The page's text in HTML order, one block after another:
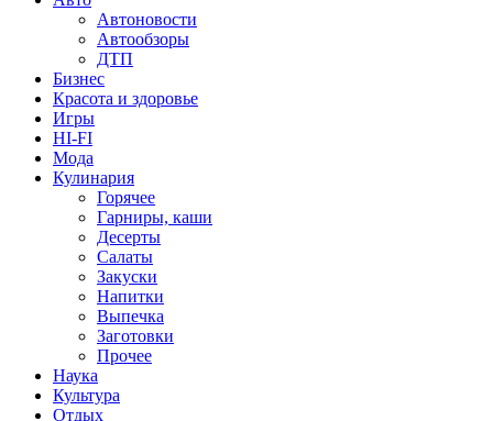
Автоновости
Автообзоры
ДТП
Бизнес
Красота и здоровье
Игры
HI-FI
Мода
Кулинария
Горячее
Гарниры, каши
Десерты
Салаты
Закуски
Напитки
Выпечка
Заготовки
Прочее
Наука
Культура
Отдых